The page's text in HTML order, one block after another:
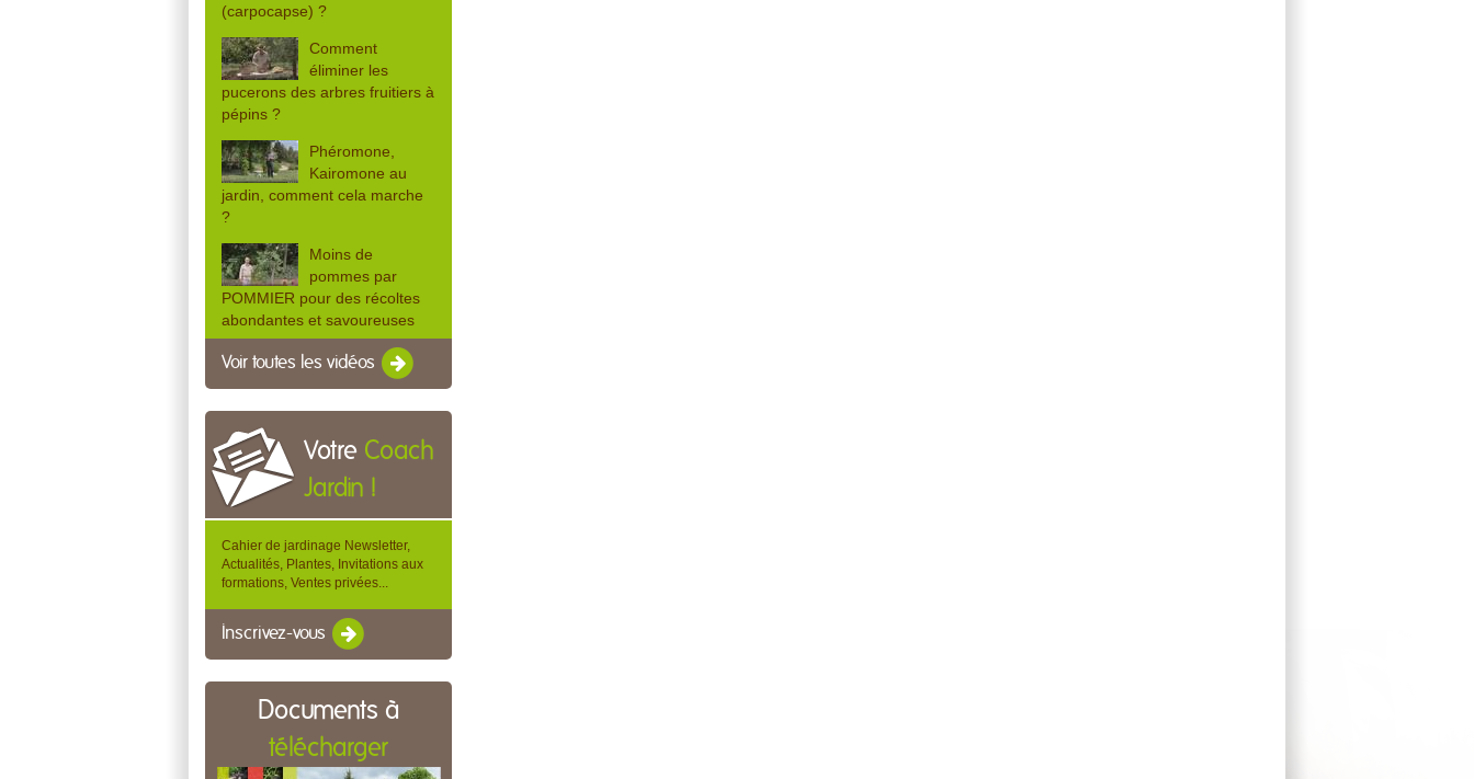
(carpocapse) ?
Comment
éliminer les
pucerons des arbres fruitiers à
pépins ?
Phéromone,
Kairomone au
jardin, comment cela marche
?
Moins de
pommes par
POMMIER pour des récoltes
abondantes et savoureuses
Voir toutes les vidéos
Votre Coach
Jardin !
Cahier de jardinage Newsletter,
Actualités, Plantes, Invitations aux
formations, Ventes privées...
Inscrivez-vous
Documents à
télécharger